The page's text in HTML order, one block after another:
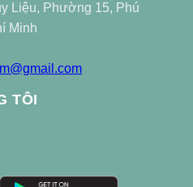
Liệu, Phường 15, Phú
Minh
TÔI